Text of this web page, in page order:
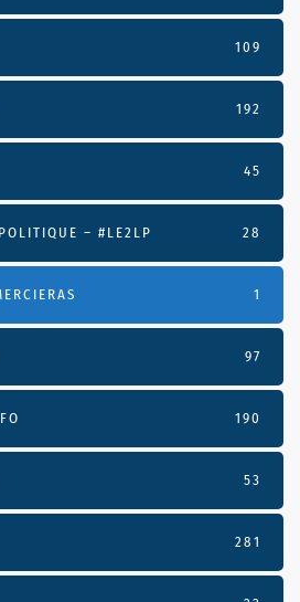
109
192
45
– #LE2LP 28
1
97
190
53
281